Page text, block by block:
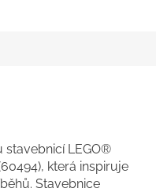
stavebnicí LEGO®
která inspiruje
Stavebnice